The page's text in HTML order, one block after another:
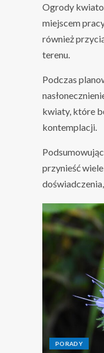
Ogrody
miejscem
również
terenu.
Podczas
kwiaty, które
kontemplacji.
przynieść
PORADY